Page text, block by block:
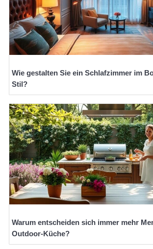
Wie gestalten Sie ein Schlafzimmer im
Stil?
Warum entscheiden sich immer mehr
Outdoor-Küche?